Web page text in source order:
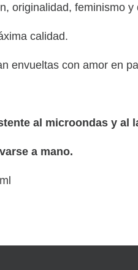
originalidad, feminismo
calidad.
envueltas con amor en
al microondas y al
a mano.